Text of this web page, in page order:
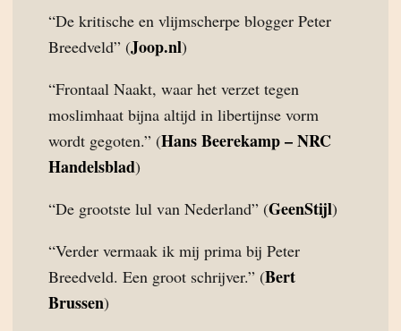
“De kritische en vlijmscherpe blogger Peter
Breedveld” (Joop.nl)
“Frontaal Naakt, waar het verzet tegen
moslimhaat bijna altijd in libertijnse vorm
wordt gegoten.” (Hans Beerekamp – NRC
Handelsblad)
“De grootste lul van Nederland” (GeenStijl)
“Verder vermaak ik mij prima bij Peter
Breedveld. Een groot schrijver.” (Bert
Brussen)